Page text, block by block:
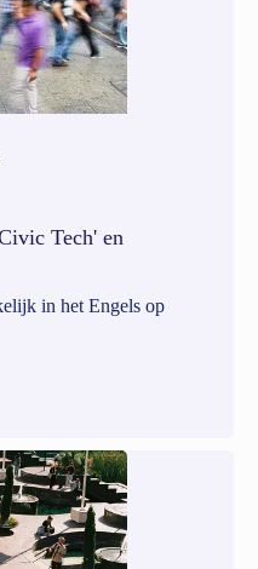
Tech' en
in het Engels op